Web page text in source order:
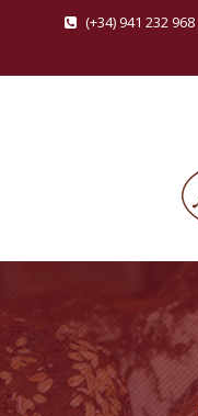
(+34) 941 232 968